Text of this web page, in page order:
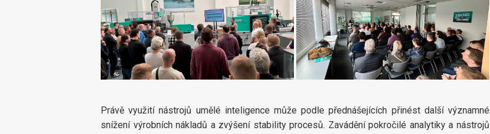
Právě využití nástrojů umělé inteligence může podle přednášejících přinést další významné
snížení výrobních nákladů a zvýšení stability procesů. Zavádění pokročilé analytiky a nástrojů